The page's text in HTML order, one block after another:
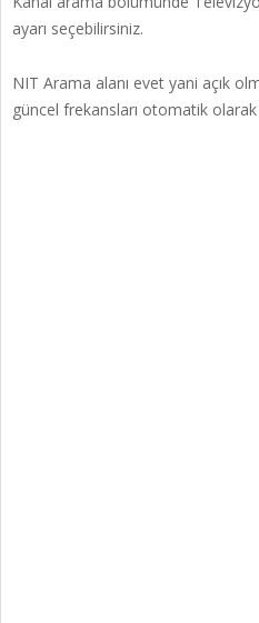
ayarı seçebilirsiniz.
NIT Arama alanı evet yani açık
güncel frekansları otomatik olarak